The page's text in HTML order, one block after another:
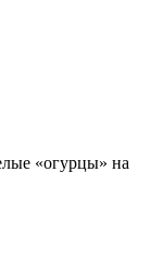
«огурцы» на